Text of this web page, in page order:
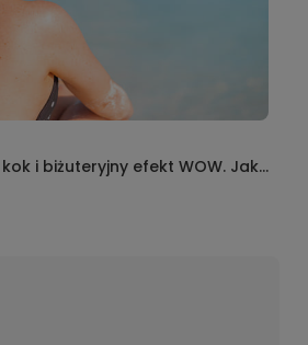
i biżuteryjny efekt WOW. Jak
najmodniejszych letnich upięć?